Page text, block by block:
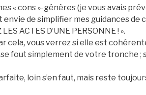
« cons »-génères (je vous avais
de simplifier mes guidances de
ACTES D’UNE PERSONNE ! ».
cela, vous verrez si elle est
fout simplement de votre tronche ;
loin s’en faut, mais reste